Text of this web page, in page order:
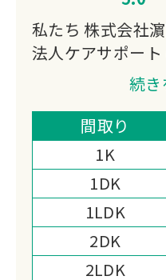
私たち 株式会社
法人ケアサポー
い、暮らしに寄
という想いを胸
ビスを大切に育
終活相談や遺品
ーム、日々の暮
ご依頼のひとつ
生やご家族の想
だからこそ、私
てではなく、「
続き
間取り
1K
1DK
1LDK
2DK
2LDK